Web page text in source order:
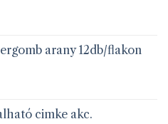
arany 12db/flakon
cimke akc.